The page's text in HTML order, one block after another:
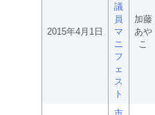
2015年4月1日
議
員
マ
ニ
フ
ェ
ス
ト
加藤
あや
こ